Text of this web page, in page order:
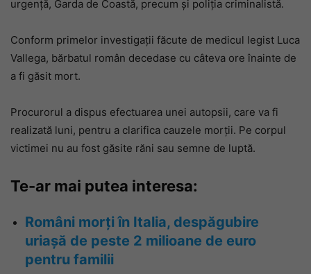
urgență, Garda de Coastă, precum și poliția criminalistă.
Conform primelor investigații făcute de medicul legist Luca
Vallega, bărbatul român decedase cu câteva ore înainte de
a fi găsit mort.
Procurorul a dispus efectuarea unei autopsii, care va fi
realizată luni, pentru a clarifica cauzele morții. Pe corpul
victimei nu au fost găsite răni sau semne de luptă.
Te-ar mai putea interesa:
Români morți în Italia, despăgubire
uriașă de peste 2 milioane de euro
pentru familii